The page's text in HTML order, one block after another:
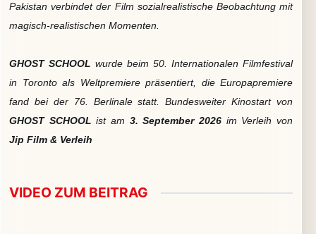
Pakistan verbindet der Film sozialrealistische Beobachtung mit
magisch-realistischen Momenten.
GHOST SCHOOL wurde beim 50. Internationalen Filmfestival
in Toronto als Weltpremiere präsentiert, die Europapremiere
fand bei der 76. Berlinale statt. Bundesweiter Kinostart von
GHOST SCHOOL ist am 3. September 2026 im Verleih von
Jip Film & Verleih
VIDEO ZUM BEITRAG